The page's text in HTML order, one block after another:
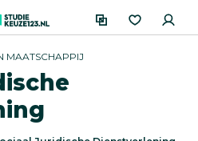
MAATSCHAPPIJ